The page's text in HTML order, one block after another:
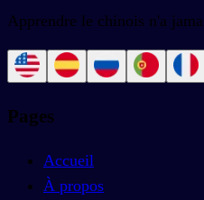
Apprendre le chinois n'a
Pages
Accueil
À propos